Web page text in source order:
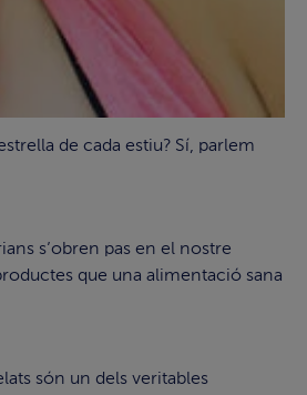
de cada estiu? Sí, parlem
s’obren pas en el nostre
que una alimentació sana
són un dels veritables